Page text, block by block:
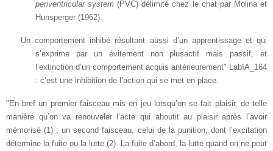
periventricular system (PVC) délimité chez le chat par Molina et
Hunsperger (1962).
Un comportement inhibé résultant aussi d’un apprentissage et qui
s’exprime par un évitement non plusactif mais passif, et
l’extinction d’un comportement acquis antérieurement" LabIA_164
: c’est une inhibition de l’action qui se met en place.
"En bref un premier faisceau mis en jeu lorsqu’on se fait plaisir, de telle
manière qu’on va renouveler l’acte qui aboutit au plaisir après l’avoir
mémorisé (1) ; un second faisceau, celui de la punition, dont l’excitation
détermine la fuite ou la lutte (2). La fuite d’abord, la lutte quand on ne peut